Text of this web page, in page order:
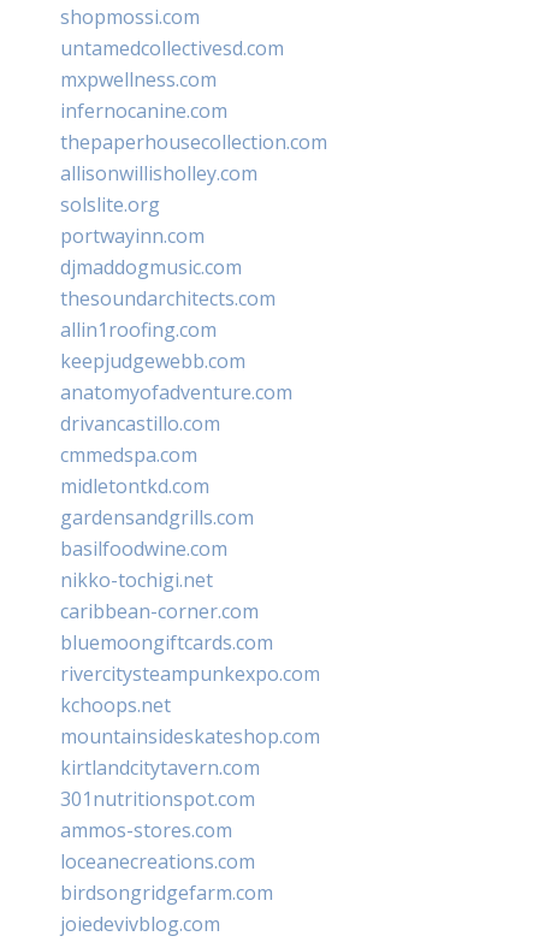
shopmossi.com
untamedcollectivesd.com
mxpwellness.com
infernocanine.com
thepaperhousecollection.com
allisonwillisholley.com
solslite.org
portwayinn.com
djmaddogmusic.com
thesoundarchitects.com
allin1roofing.com
keepjudgewebb.com
anatomyofadventure.com
drivancastillo.com
cmmedspa.com
midletontkd.com
gardensandgrills.com
basilfoodwine.com
nikko-tochigi.net
caribbean-corner.com
bluemoongiftcards.com
rivercitysteampunkexpo.com
kchoops.net
mountainsideskateshop.com
kirtlandcitytavern.com
301nutritionspot.com
ammos-stores.com
loceanecreations.com
birdsongridgefarm.com
joiedevivblog.com